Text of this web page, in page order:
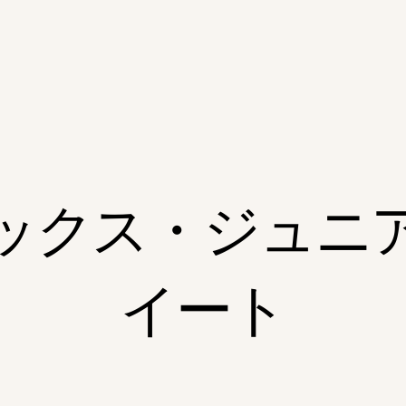
クス・ジュニ
イート